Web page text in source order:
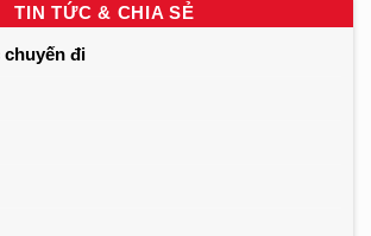
TIN TỨC & CHIA SẺ
chuyến đi